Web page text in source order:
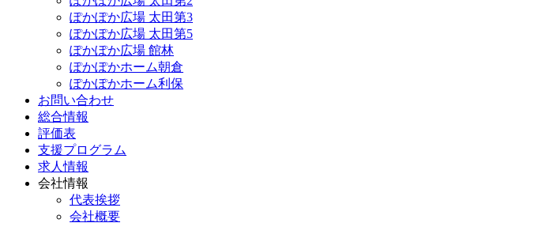
ぽかぽか広場 太田第3
ぽかぽか広場 太田第5
ぽかぽか広場 館林
ぽかぽかホーム朝倉
ぽかぽかホーム利保
お問い合わせ
総合情報
評価表
支援プログラム
求人情報
会社情報
代表挨拶
会社概要